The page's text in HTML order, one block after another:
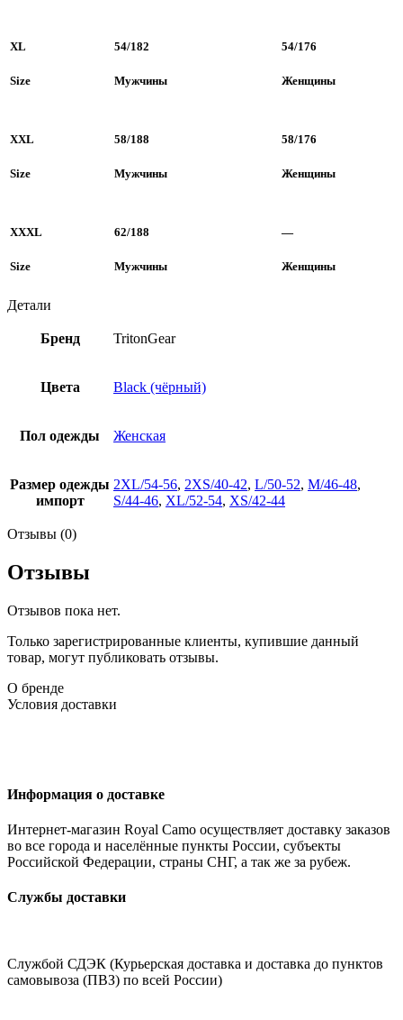
XL
Size
54/182
Мужчины
54/176
Женщины
XXL
Size
58/188
Мужчины
58/176
Женщины
XXXL
Size
62/188
Мужчины
—
Женщины
Детали
Бренд TritonGear
Цвета Black (чёрный)
Пол одежды Женская
Размер одежды
импорт
2XL/54-56, 2XS/40-42, L/50-52, M/46-48,
S/44-46, XL/52-54, XS/42-44
Отзывы (0)
Отзывы
Отзывов пока нет.
Только зарегистрированные клиенты, купившие данный
товар, могут публиковать отзывы.
О бренде
Условия доставки
Информация о доставке
Интернет-магазин Royal Camo осуществляет доставку заказов
во все города и населённые пункты России, субъекты
Российской Федерации, страны СНГ, а так же за рубеж.
Службы доставки
Службой СДЭК (Курьерская доставка и доставка до пунктов
самовывоза (ПВЗ) по всей России)